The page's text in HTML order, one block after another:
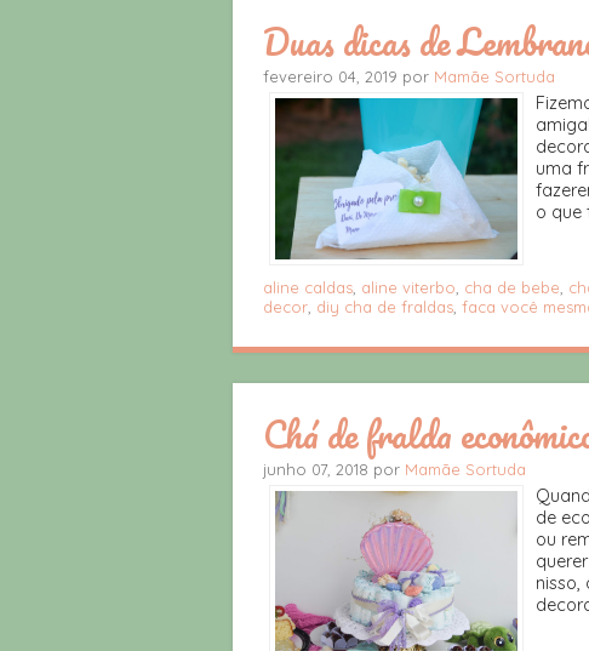
Duas dicas de
fevereiro 04, 2019 por Mamãe Sortuda
uma
o que
aline caldas aline viterbo cha de bebe
decor diy cha de fraldas faca você
Chá de fralda
junho 07, 2018 por Mamãe Sortuda
de
ou
nisso,